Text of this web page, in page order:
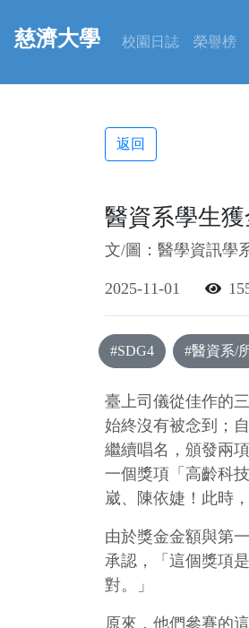
慈濟大學 校園日誌 榮譽榜
返回
醫資系學生獲
文/圖：醫學資訊學
2025-11-01
#SDG4 #醫資系/
臺上司儀從佳作的
始終沒有被念到；
繼續唱名，頒發兩
一個獎項「高齡科
崴、陳依婕！此時
由於獎金金額與第
承認，「這個獎項
對。」
原來，他們參賽的